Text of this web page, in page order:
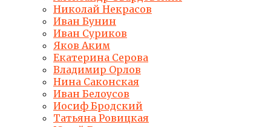
Николай Некрасов
Иван Бунин
Иван Суриков
Яков Аким
Екатерина Серова
Владимир Орлов
Нина Саконская
Иван Белоусов
Иосиф Бродский
Татьяна Ровицкая